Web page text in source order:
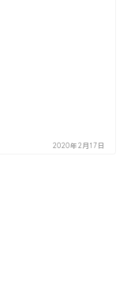
2020年2月17日